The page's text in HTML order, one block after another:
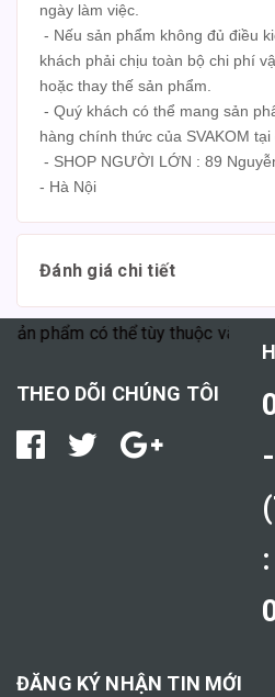
ngày làm việc.
- Nếu sản phẩm không đủ điều
khách phải chịu toàn bộ chi phí
hoặc thay thế sản phẩm.
- Quý khách có thể mang sản
hàng chính thức của SVAKOM
- SHOP NGƯỜI LỚN : 89
- Hà Nội
Đánh giá chi tiết
có thể tùy thuộc vào cơ địa mỗi
THEO DÕI CHÚNG TÔI
-
:
ĐĂNG KÝ NHẬN TIN MỚI